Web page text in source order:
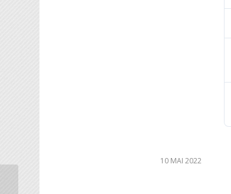
10 MAI 2022